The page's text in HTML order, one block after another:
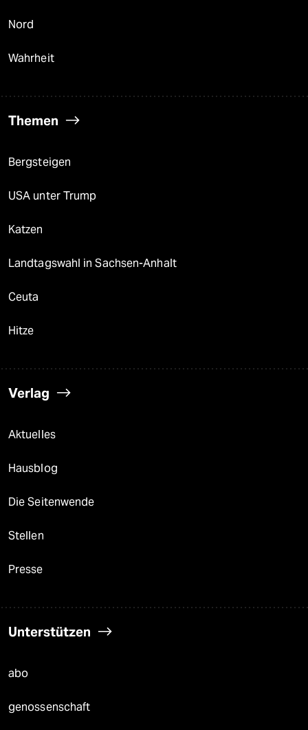
Nord
Wahrheit
Themen
Bergsteigen
USA unter Trump
Katzen
Landtagswahl in Sachsen-Anhalt
Ceuta
Hitze
Verlag
Aktuelles
Hausblog
Die Seitenwende
Stellen
Presse
Unterstützen
abo
genossenschaft